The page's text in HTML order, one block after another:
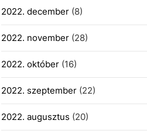
2022. december(8)
2022. november(28)
2022. október(16)
2022. szeptember(22)
2022. augusztus (20)